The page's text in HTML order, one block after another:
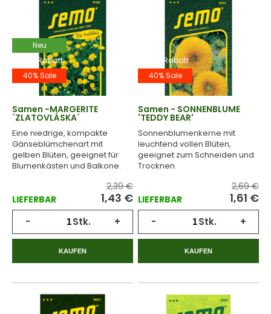
Neu
-40% Rabatt
40% Sale
Samen -MARGERITE
´ZLATOVLÁSKA´
Eine niedrige, kompakte
Gänseblümchenart mit
gelben Blüten, geeignet für
Blumenkästen und Balkone.
LIEFERBAR
2,39 €
1,43 €
- Stk. +
KAUFEN
-40% Rabatt
40% Sale
Samen - SONNENBLUME
'TEDDY BEAR'
Sonnenblumenkerne mit
leuchtend vollen Blüten,
geeignet zum Schneiden und
Trocknen.
LIEFERBAR
2,69 €
1,61 €
- Stk. +
KAUFEN